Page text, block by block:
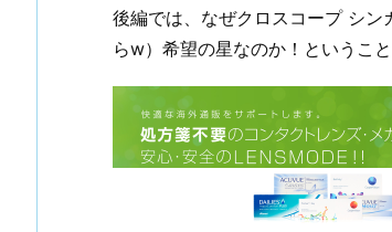
後編では、なぜクロスコープ シ
らw）希望の星なのか！というこ